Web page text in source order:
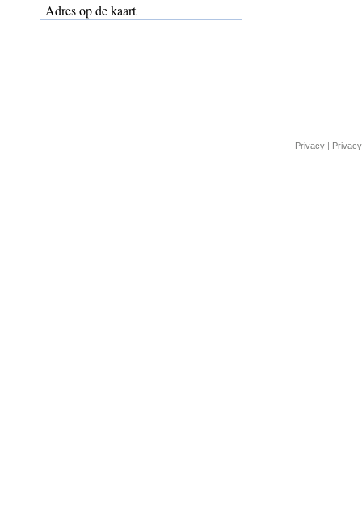
Adres op de kaart
Privacy |